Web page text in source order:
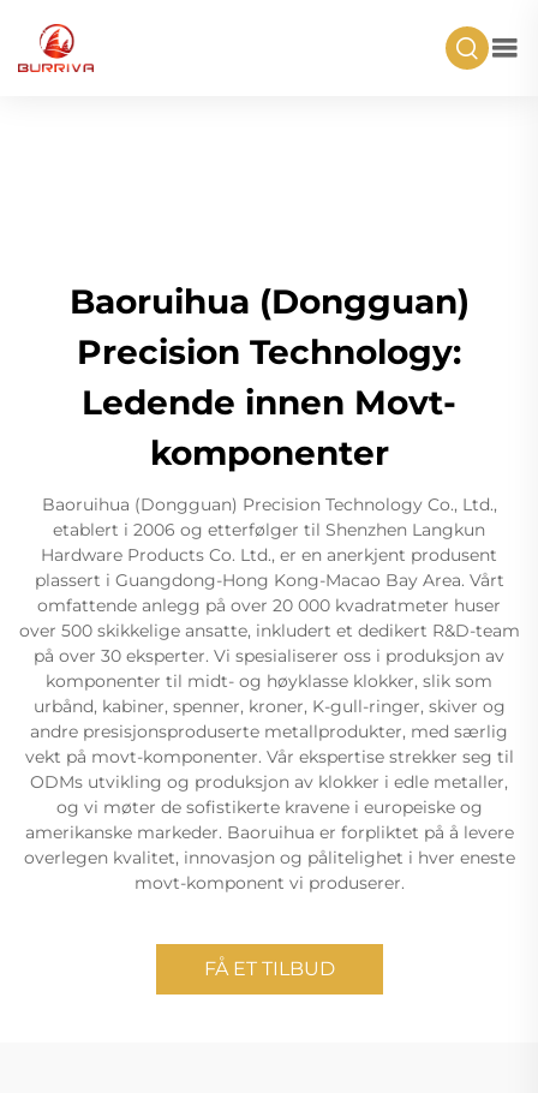
Baoruihua (Dongguan)
Precision Technology:
Ledende innen Movt-
komponenter
Baoruihua (Dongguan) Precision Technology Co., Ltd.,
etablert i 2006 og etterfølger til Shenzhen Langkun
Hardware Products Co. Ltd., er en anerkjent produsent
plassert i Guangdong-Hong Kong-Macao Bay Area. Vårt
omfattende anlegg på over 20 000 kvadratmeter huser
over 500 skikkelige ansatte, inkludert et dedikert R&D-team
på over 30 eksperter. Vi spesialiserer oss i produksjon av
komponenter til midt- og høyklasse klokker, slik som
urbånd, kabiner, spenner, kroner, K-gull-ringer, skiver og
andre presisjonsproduserte metallprodukter, med særlig
vekt på movt-komponenter. Vår ekspertise strekker seg til
ODMs utvikling og produksjon av klokker i edle metaller,
og vi møter de sofistikerte kravene i europeiske og
amerikanske markeder. Baoruihua er forpliktet på å levere
overlegen kvalitet, innovasjon og pålitelighet i hver eneste
movt-komponent vi produserer.
FÅ ET TILBUD